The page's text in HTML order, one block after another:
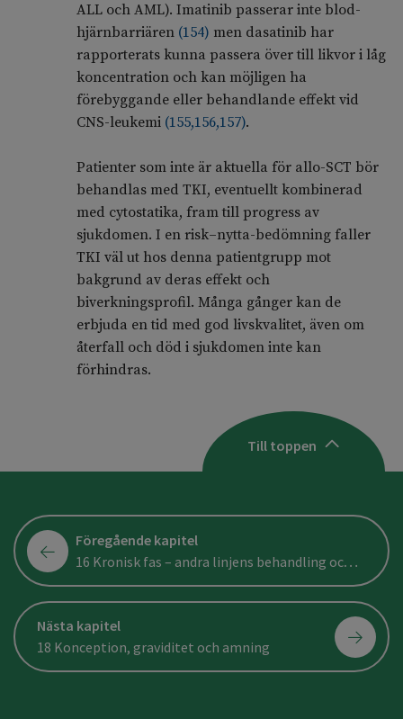
ALL och AML). Imatinib passerar inte blod-
hjärnbarriären (154) men dasatinib har
rapporterats kunna passera över till likvor i låg
koncentration och kan möjligen ha
förebyggande eller behandlande effekt vid
CNS-leukemi (155,156,157).
Patienter som inte är aktuella för allo-SCT bör
behandlas med TKI, eventuellt kombinerad
med cytostatika, fram till progress av
sjukdomen. I en risk–nytta-bedömning faller
TKI väl ut hos denna patientgrupp mot
bakgrund av deras effekt och
biverkningsprofil. Många gånger kan de
erbjuda en tid med god livskvalitet, även om
återfall och död i sjukdomen inte kan
förhindras.
Till toppen
Föregående kapitel
16 Kronisk fas – andra linjens behandling och senare, inklusive uppföljning
Nästa kapitel
18 Konception, graviditet och amning